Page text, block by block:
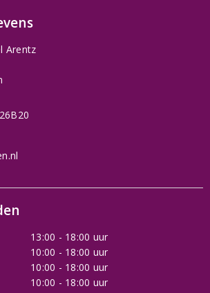
Arentz
13:00 - 18:00 uur
10:00 - 18:00 uur
10:00 - 18:00 uur
10:00 - 18:00 uur